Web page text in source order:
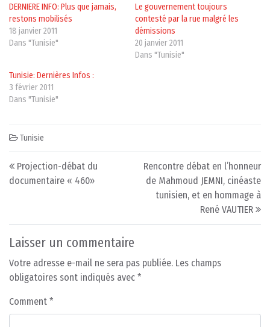
DERNIERE INFO: Plus que jamais,
restons mobilisés
18 janvier 2011
Dans "Tunisie"
Le gouvernement toujours
contesté par la rue malgré les
démissions
20 janvier 2011
Dans "Tunisie"
Tunisie: Dernières Infos :
3 février 2011
Dans "Tunisie"
Tunisie
Post navigation
Projection-débat du
documentaire « 460»
Rencontre débat en l’honneur
de Mahmoud JEMNI, cinéaste
tunisien, et en hommage à
René VAUTIER
Laisser un commentaire
Votre adresse e-mail ne sera pas publiée. Les champs
obligatoires sont indiqués avec *
Comment *